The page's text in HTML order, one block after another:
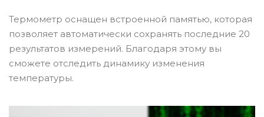
Термометр оснащен встроенной памятью, которая
позволяет автоматически сохранять последние 20
результатов измерений. Благодаря этому вы
сможете отследить динамику изменения
температуры.